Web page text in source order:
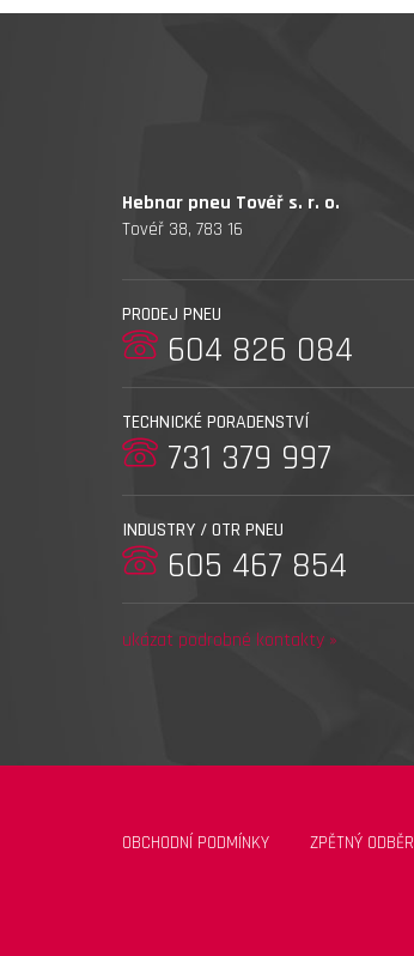
Hebnar pneu Tovéř s. r. o.
Tovéř 38, 783 16
PRODEJ PNEU
604 826 084
TECHNICKÉ PORADENSTVÍ
731 379 997
INDUSTRY / OTR PNEU
605 467 854
ukázat podrobné kontakty »
OBCHODNÍ PODMÍNKY ZPĚTNÝ ODBĚR